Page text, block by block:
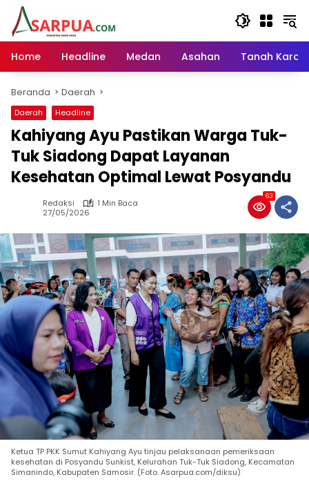
Langsung
konten
Home
Headline Medan Asahan Tanah Karo
Beranda Daerah
Daerah Headline
Kahiyang Ayu Pastikan Warga Tuk-
Tuk Siadong Dapat Layanan
Kesehatan Optimal Lewat Posyandu
Redaksi
1 Min Baca
27/05/2026
63
Ketua TP PKK Sumut Kahiyang Ayu tinjau pelaksanaan pemeriksaan
kesehatan di Posyandu Sunkist, Kelurahan Tuk-Tuk Siadong, Kecamatan
Simanindo, Kabupaten Samosir. (Foto. Asarpua.com/diksu)